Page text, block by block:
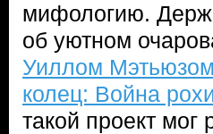
мифологию.
об уютном
Уиллом Мэтьюзом
колец: Война
такой проект мог